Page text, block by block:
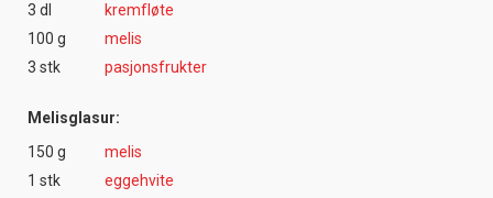
3 dl
kremfløte
100 g
melis
3 stk
pasjonsfrukter
Melisglasur:
150 g
melis
1 stk
eggehvite